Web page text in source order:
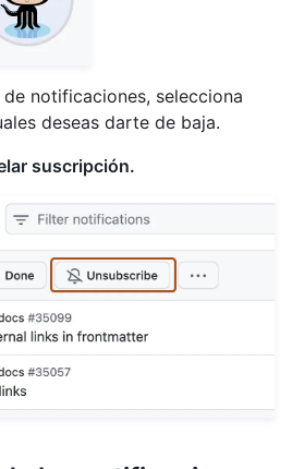
notificaciones, selecciona
deseas darte de baja.
suscripción.